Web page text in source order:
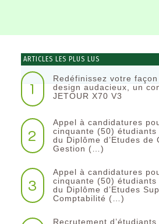
ARTICLES LES PLUS LUS
1
Redéfinissez votre
design audacieux, un
JETOUR X70 V3
2
Appel à candidatures
cinquante (50)
du Diplôme d’Etudes de
Gestion (…)
3
Appel à candidatures
cinquante (50)
du Diplôme d’Etudes
Comptabilité (…)
Recrutement